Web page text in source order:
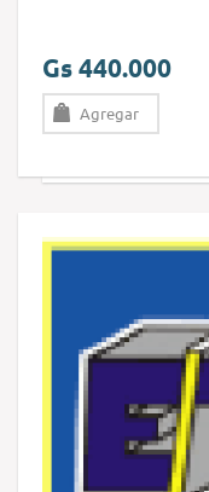
Gs 440.000
Agregar